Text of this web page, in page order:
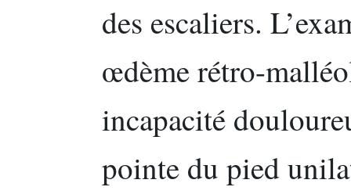
des escaliers.
œdème rétro-
incapacité
pointe du pied